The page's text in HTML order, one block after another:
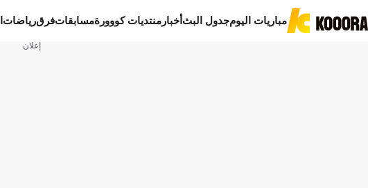
مباريات اليومجدول البثأخبار منتديات كووورةمسابقاتفرقرياضات
إعلان